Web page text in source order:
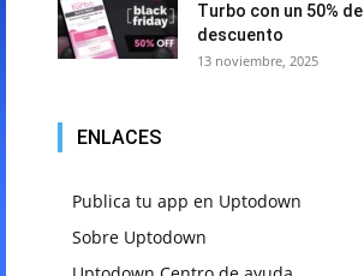
Turbo con un 50% de
descuento
13 noviembre, 2025
ENLACES
Publica tu app en Uptodown
Sobre Uptodown